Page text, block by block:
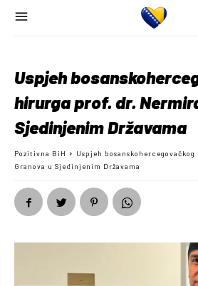
Uspjeh
hirurga prof. dr.
Sjedinjenim Državama
Pozitivna BiH
Uspjeh
Granova u Sjedinjenim Državama